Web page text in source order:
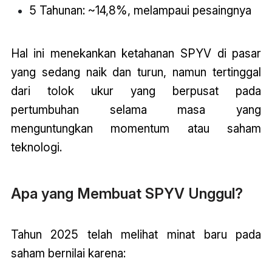
5 Tahunan: ~14,8%, melampaui pesaingnya
Hal ini menekankan ketahanan SPYV di pasar
yang sedang naik dan turun, namun tertinggal
dari tolok ukur yang berpusat pada
pertumbuhan selama masa yang
menguntungkan momentum atau saham
teknologi.
Apa yang Membuat SPYV Unggul?
Tahun 2025 telah melihat minat baru pada
saham bernilai karena: